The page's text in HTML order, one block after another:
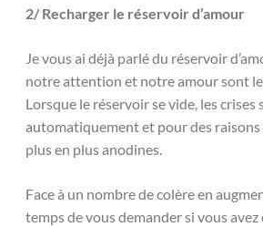
2/ Recharger le réservoir d’amour
Je vous ai déjà parlé du réservoir
notre attention et notre amour sont
Lorsque le réservoir se vide, les
automatiquement et pour des
plus en plus anodines.
Face à un nombre de colère en
temps de vous demander si vous